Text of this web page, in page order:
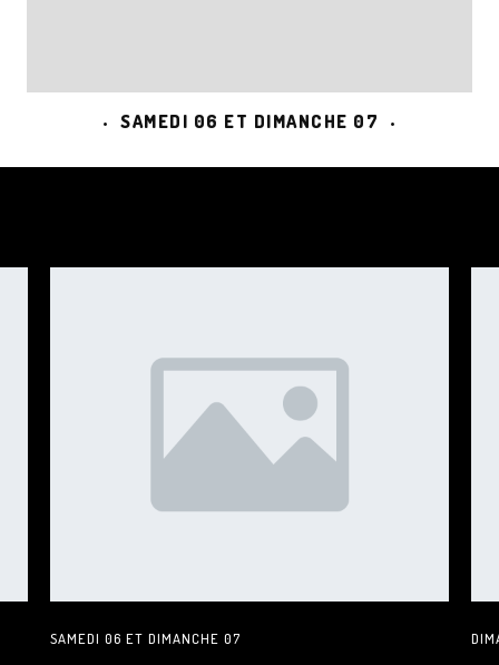
SAMEDI 06 ET DIMANCHE 07
SAMEDI 06 ET DIMANCHE 07